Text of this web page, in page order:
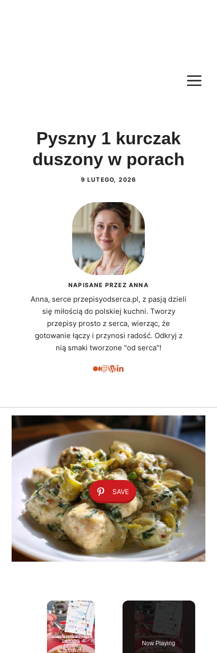
Pyszny 1 kurczak
duszony w porach
9 LUTEGO, 2026
NAPISANE PRZEZ ANNA
Anna, serce przepisyodserca.pl, z pasją dzieli
się miłością do polskiej kuchni. Tworzy
przepisy prosto z serca, wierząc, że
gotowanie łączy i przynosi radość. Odkryj z
nią smaki tworzone "od serca"!
SAVE
×
Now Playing